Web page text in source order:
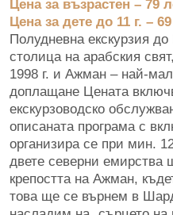
Цена за възрастен – 79
Цена за дете до 11 г. –
Полудневна екскурзия
столица на арабския
1998 г. и Ажман – най-
доплащане Цената
екскурзоводско
описаната програма с
организира се при мин.
двете северни емирства
крепостта на Ажман,
това ще се върнем в